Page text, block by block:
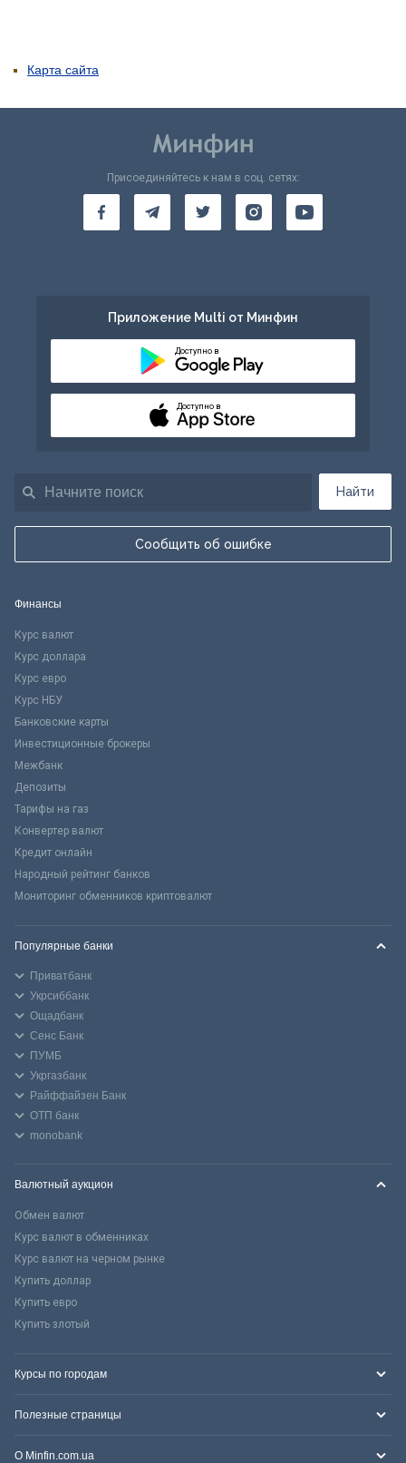
Карта сайта
Найти
Сообщить об ошибке
Присоединяйтесь к нам в соц. сетях:
Приложение Multi от Минфин
Доступно в
Доступно в
Финансы
Курс валют
Курс доллара
Курс евро
Курс НБУ
Банковские карты
Инвестиционные брокеры
Межбанк
Депозиты
Тарифы на газ
Конвертер валют
Кредит онлайн
Народный рейтинг банков
Мониторинг обменников криптовалют
Популярные банки
Приватбанк
Укрсиббанк
Ощадбанк
Сенс Банк
ПУМБ
Укргазбанк
Райффайзен Банк
ОТП банк
monobank
Валютный аукцион
Обмен валют
Курс валют в обменниках
Курс валют на черном рынке
Купить доллар
Купить евро
Купить злотый
Курсы по городам
Полезные страницы
О Minfin.com.ua